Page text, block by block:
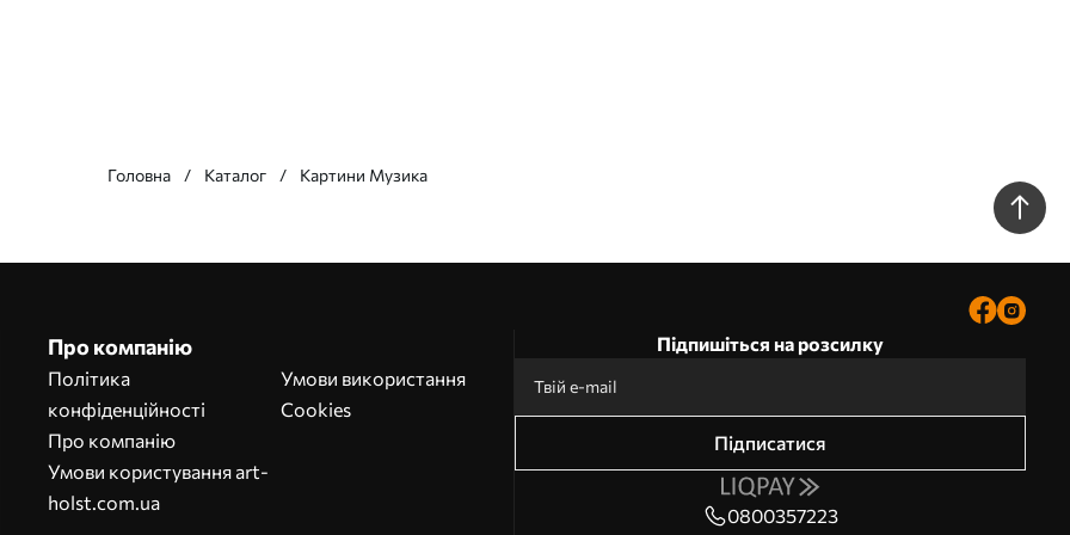
Головна Каталог Картини Музика
Про компанію
Політика
конфіденційності
Про компанію
Умови користування art-
holst.com.ua
Умови використання
Cookies
Підпишіться на розсилку
Підписатися
0800357223